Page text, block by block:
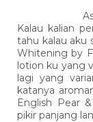
Kalau kalian
tahu kalau aku
Whitening by
lotion ku yang
lagi yang
katanya
English Pear
pikir panjang